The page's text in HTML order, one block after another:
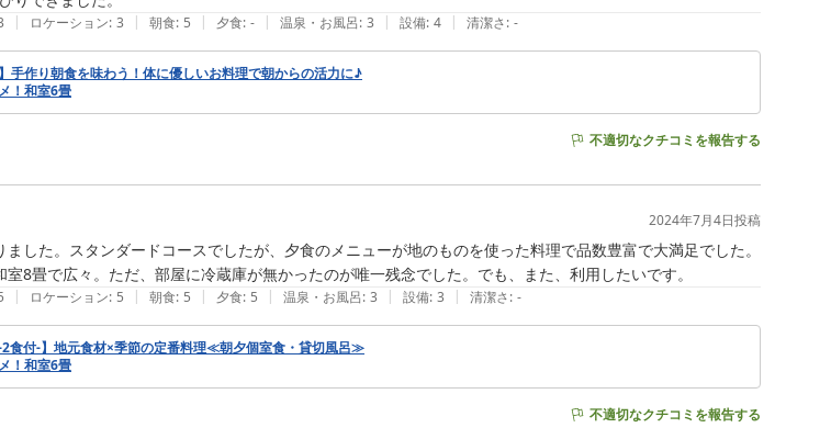
| ロケーション: 3 | 朝食: 5 | 夕食: - | 温泉・お風呂: 3 | 設備: 4 | 清潔さ: -
手作り朝食を味わう！体に優しいお料理で朝からの活力に♪
！和室6畳
不適切なクチコミを報告する
2024年7月4日投稿
した。スタンダードコースでしたが、夕食のメニューが地のものを使った料理で品数豊富で大満足でした。
| ロケーション: 5 | 朝食: 5 | 夕食: 5 | 温泉・お風呂: 3 | 設備: 3 | 清潔さ: -
-2食付-】地元食材×季節の定番料理≪朝夕個室食・貸切風呂≫
！和室6畳
不適切なクチコミを報告する